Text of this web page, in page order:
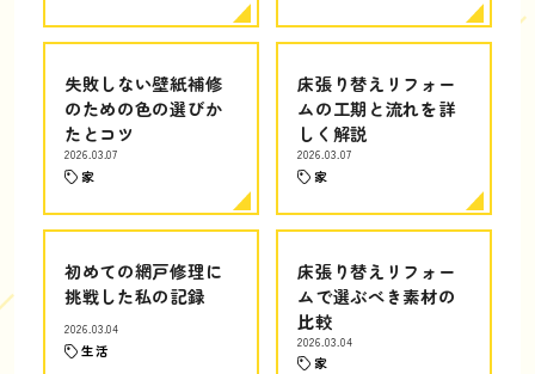
失敗しない壁紙補修
のための色の選びか
たとコツ
2026.03.07
家
床張り替えリフォー
ムの工期と流れを詳
しく解説
2026.03.07
家
初めての網戸修理に
挑戦した私の記録
2026.03.04
生活
床張り替えリフォー
ムで選ぶべき素材の
比較
2026.03.04
家